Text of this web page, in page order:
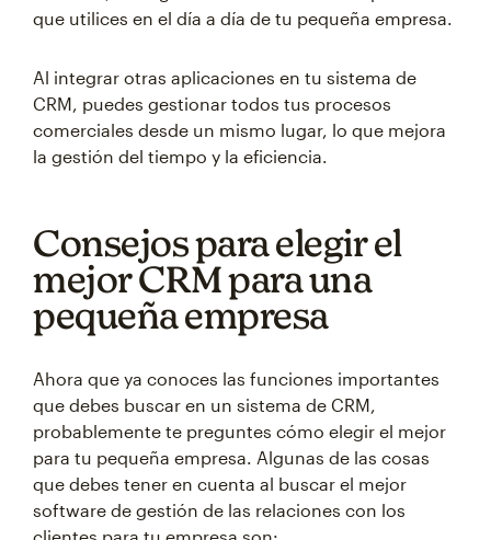
que utilices en el día a día de tu pequeña empresa.
Al integrar otras aplicaciones en tu sistema de
CRM, puedes gestionar todos tus procesos
comerciales desde un mismo lugar, lo que mejora
la gestión del tiempo y la eficiencia.
Consejos para elegir el
mejor CRM para una
pequeña empresa
Ahora que ya conoces las funciones importantes
que debes buscar en un sistema de CRM,
probablemente te preguntes cómo elegir el mejor
para tu pequeña empresa. Algunas de las cosas
que debes tener en cuenta al buscar el mejor
software de gestión de las relaciones con los